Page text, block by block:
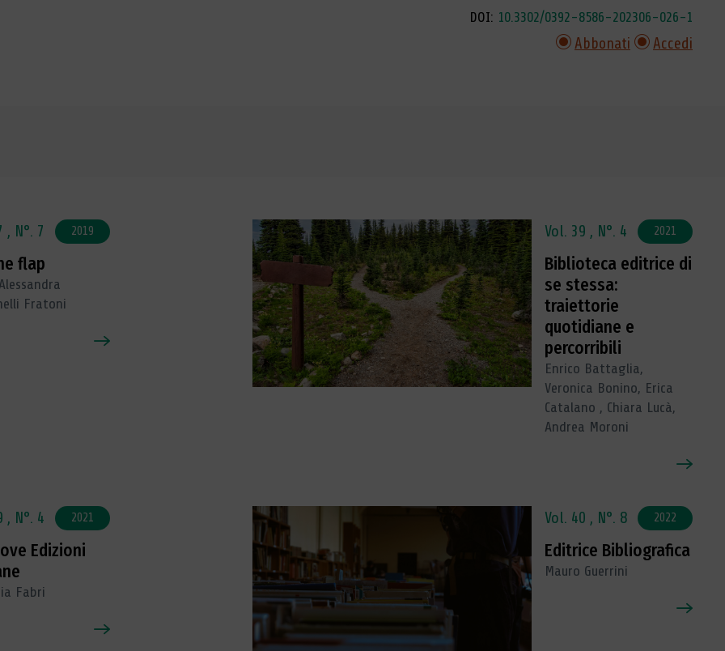
DOI: 10.3302/0392-8586-202306-026-1
Abbonati Accedi
, N°. 7 2019
flap
Fratoni
Vol. 39 , N°. 4 2021
Biblioteca editrice di
se stessa:
traiettorie
quotidiane e
percorribili
Enrico Battaglia,
Veronica Bonino, Erica
Catalano , Chiara Lucà,
Andrea Moroni
, N°. 4 2021
Edizioni
Fabri
Vol. 40 , N°. 8 2022
Editrice Bibliografica
Mauro Guerrini